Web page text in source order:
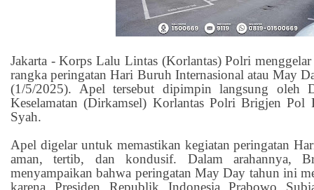
Jakarta - Korps Lalu Lintas (Korlantas) Polri menggelar
rangka peringatan Hari Buruh Internasional atau May
(1/5/2025). Apel tersebut dipimpin langsung oleh
Keselamatan (Dirkamsel) Korlantas Polri Brigjen Pol
Syah.
Apel digelar untuk memastikan kegiatan peringatan
aman, tertib, dan kondusif. Dalam arahannya,
menyampaikan bahwa peringatan May Day tahun ini